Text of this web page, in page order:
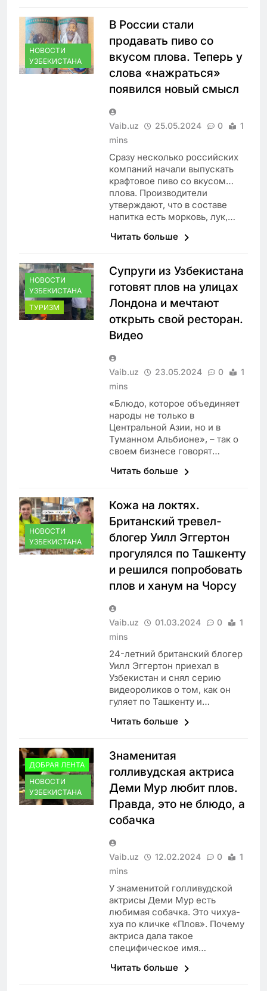
НОВОСТИ
УЗБЕКИСТАНА
В России стали
продавать пиво со
вкусом плова. Теперь у
слова «нажраться»
появился новый смысл
Vaib.uz 25.05.2024 0
1
mins
Сразу несколько российских
компаний начали выпускать
крафтовое пиво со вкусом…
плова. Производители
утверждают, что в составе
напитка есть морковь, лук,…
Читать больше
НОВОСТИ
УЗБЕКИСТАНА
ТУРИЗМ
Супруги из Узбекистана
готовят плов на улицах
Лондона и мечтают
открыть свой ресторан.
Видео
Vaib.uz 23.05.2024 0
1
mins
«Блюдо, которое объединяет
народы не только в
Центральной Азии, но и в
Туманном Альбионе», – так о
своем бизнесе говорят…
Читать больше
НОВОСТИ
УЗБЕКИСТАНА
Кожа на локтях.
Британский тревел-
блогер Уилл Эггертон
прогулялся по Ташкенту
и решился попробовать
плов и ханум на Чорсу
Vaib.uz 01.03.2024 0
1
mins
24-летний британский блогер
Уилл Эггертон приехал в
Узбекистан и снял серию
видеороликов о том, как он
гуляет по Ташкенту и…
Читать больше
ДОБРАЯ ЛЕНТА
НОВОСТИ
УЗБЕКИСТАНА
Знаменитая
голливудская актриса
Деми Мур любит плов.
Правда, это не блюдо, а
собачка
Vaib.uz 12.02.2024 0
1
mins
У знаменитой голливудской
актрисы Деми Мур есть
любимая собачка. Это чихуа-
хуа по кличке «Плов». Почему
актриса дала такое
специфическое имя…
Читать больше